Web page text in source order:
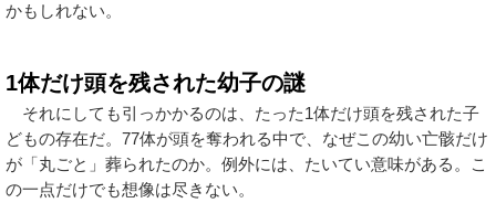
かもしれない。
1体だけ頭を残された幼子の謎
それにしても引っかかるのは、たった1体だけ頭を残された子
どもの存在だ。77体が頭を奪われる中で、なぜこの幼い亡骸だけ
が「丸ごと」葬られたのか。例外には、たいてい意味がある。こ
の一点だけでも想像は尽きない。